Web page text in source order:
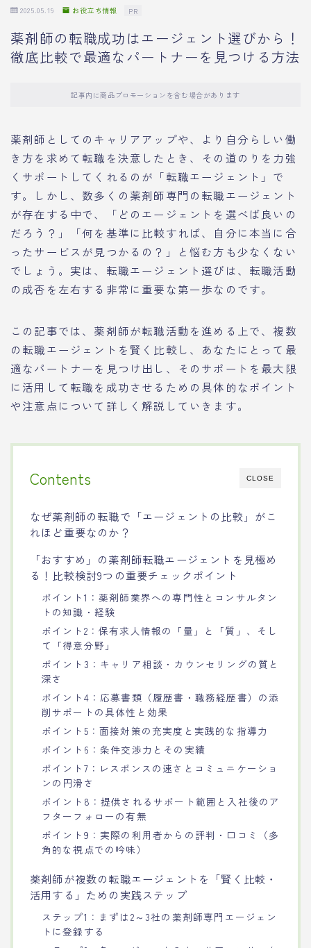
2025.05.19 お役立ち情報 PR
薬剤師の転職成功はエージェント選びから！
徹底比較で最適なパートナーを見つける方法
記事内に商品プロモーションを含む場合があります
薬剤師としてのキャリアアップや、より自分らしい働
き方を求めて転職を決意したとき、その道のりを力強
くサポートしてくれるのが「転職エージェント」で
す。しかし、数多くの薬剤師専門の転職エージェント
が存在する中で、「どのエージェントを選べば良いの
だろう？」「何を基準に比較すれば、自分に本当に合
ったサービスが見つかるの？」と悩む方も少なくない
でしょう。実は、転職エージェント選びは、転職活動
の成否を左右する非常に重要な第一歩なのです。
この記事では、薬剤師が転職活動を進める上で、複数
の転職エージェントを賢く比較し、あなたにとって最
適なパートナーを見つけ出し、そのサポートを最大限
に活用して転職を成功させるための具体的なポイント
や注意点について詳しく解説していきます。
CLOSE
Contents
なぜ薬剤師の転職で「エージェントの比較」がこ
れほど重要なのか？
「おすすめ」の薬剤師転職エージェントを見極め
る！比較検討9つの重要チェックポイント
ポイント1：薬剤師業界への専門性とコンサルタン
トの知識・経験
ポイント2：保有求人情報の「量」と「質」、そし
て「得意分野」
ポイント3：キャリア相談・カウンセリングの質と
深さ
ポイント4：応募書類（履歴書・職務経歴書）の添
削サポートの具体性と効果
ポイント5：面接対策の充実度と実践的な指導力
ポイント6：条件交渉力とその実績
ポイント7：レスポンスの速さとコミュニケーショ
ンの円滑さ
ポイント8：提供されるサポート範囲と入社後のア
フターフォローの有無
ポイント9：実際の利用者からの評判・口コミ（多
角的な視点での吟味）
薬剤師が複数の転職エージェントを「賢く比較・
活用する」ための実践ステップ
ステップ1：まずは2～3社の薬剤師専門エージェン
トに登録する